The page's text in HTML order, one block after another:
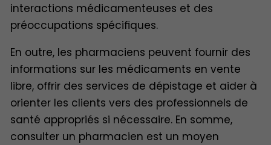
interactions médicamenteuses et des
préoccupations spécifiques.
En outre, les pharmaciens peuvent fournir des
informations sur les médicaments en vente
libre, offrir des services de dépistage et aider à
orienter les clients vers des professionnels de
santé appropriés si nécessaire. En somme,
consulter un pharmacien est un moyen